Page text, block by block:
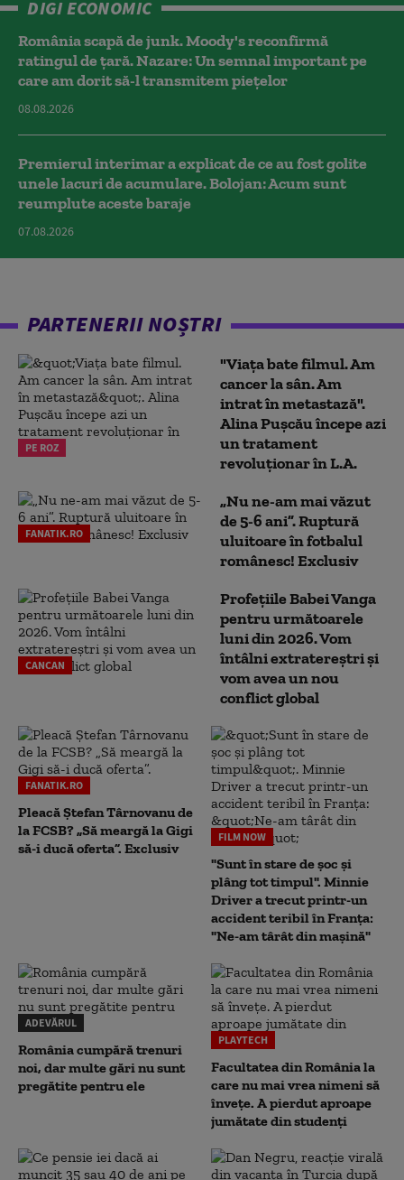
DIGI ECONOMIC
România scapă de junk. Moody's reconfirmă
ratingul de țară. Nazare: Un semnal important pe
care am dorit să-l transmitem piețelor
08.08.2026
Premierul interimar a explicat de ce au fost golite
unele lacuri de acumulare. Bolojan: Acum sunt
reumplute aceste baraje
07.08.2026
PARTENERII NOȘTRI
PE ROZ
"Viața bate filmul. Am
cancer la sân. Am
intrat în metastază".
Alina Pușcău începe azi
un tratament
revoluționar în L.A.
FANATIK.RO
„Nu ne-am mai văzut
de 5-6 ani”. Ruptură
uluitoare în fotbalul
românesc! Exclusiv
CANCAN
Profețiile Babei Vanga
pentru următoarele
luni din 2026. Vom
întâlni extratereștri și
vom avea un nou
conflict global
FANATIK.RO
Pleacă Ștefan Târnovanu de
la FCSB? „Să meargă la Gigi
să-i ducă oferta”. Exclusiv
FILM NOW
"Sunt în stare de șoc și
plâng tot timpul". Minnie
Driver a trecut printr-un
accident teribil în Franța:
"Ne-am târât din mașină"
ADEVĂRUL
România cumpără trenuri
noi, dar multe gări nu sunt
pregătite pentru ele
PLAYTECH
Facultatea din România la
care nu mai vrea nimeni să
înveţe. A pierdut aproape
jumătate din studenţi